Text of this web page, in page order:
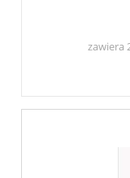
zawiera